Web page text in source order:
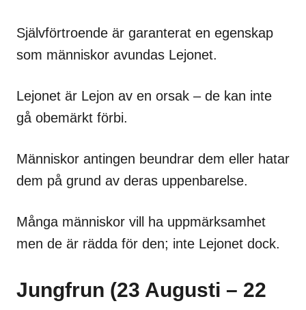
Självförtroende är garanterat en egenskap
som människor avundas Lejonet.
Lejonet är Lejon av en orsak – de kan inte
gå obemärkt förbi.
Människor antingen beundrar dem eller hatar
dem på grund av deras uppenbarelse.
Många människor vill ha uppmärksamhet
men de är rädda för den; inte Lejonet dock.
Jungfrun (23 Augusti – 22